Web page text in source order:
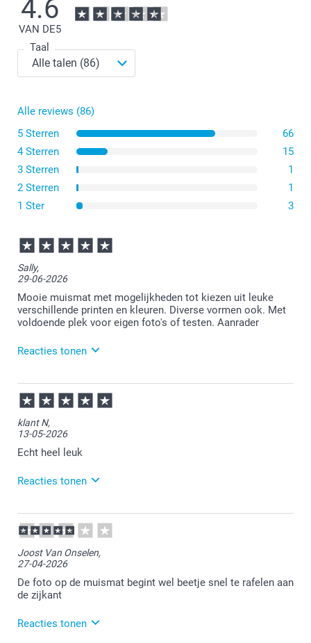
4.6
VAN DE5
Taal
Alle reviews (86)
5 Sterren
66
4 Sterren
15
3 Sterren
1
2 Sterren
1
1 Ster
3
Sally,
29-06-2026
Mooie muismat met mogelijkheden tot kiezen uit leuke
verschillende printen en kleuren. Diverse vormen ook. Met
voldoende plek voor eigen foto's of testen. Aanrader
Reacties tonen
30-06-2026
12:14
Veel plezier van je bestelling!
klant N,
13-05-2026
Echt heel leuk
Reacties tonen
15-05-2026
13:43
Bedankt voor je review. Heel fijn dat je blij bent met
je muismat. Veel plezier er van!
Joost Van Onselen,
27-04-2026
De foto op de muismat begint wel beetje snel te rafelen aan
de zijkant
Reacties tonen